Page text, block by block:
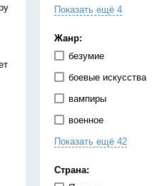
японские
испанский
немецкий
украинский
Показать ещё 4
Жанр:
безумие
боевые искусства
вампиры
военное
гарем
Показать ещё 42
Страна: